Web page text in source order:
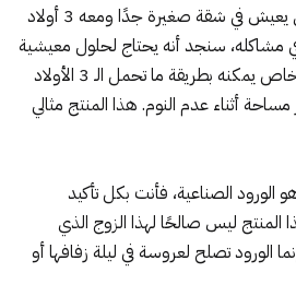
مثلا إذا تم تحديد الزوج الذي يعيش في شقة صغيرة جدًا ومعه 3 أولاد
مشاكله، سنجد أنه يحتاج لحلول معيشية
مختلفة؛ مثلا سرير بأسلوب خاص يمكنه بطريقة ما تحمل الـ 3 الأولاد
أثناء عدم النوم. هذا المنتج مثالي
الورود الصناعية، فأنت بكل تأكيد
ليس صالحًا لهذا الزوج الذي
الورود تصلح لعروسة في ليلة زفافها أو